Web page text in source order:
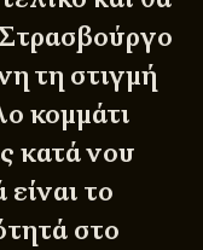
τη στιγμή
κομμάτι
κατά νου
το
στο